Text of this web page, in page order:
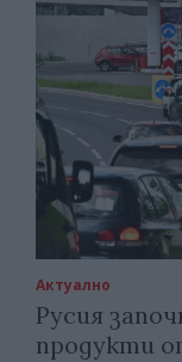
Актуално
Русия
продукти